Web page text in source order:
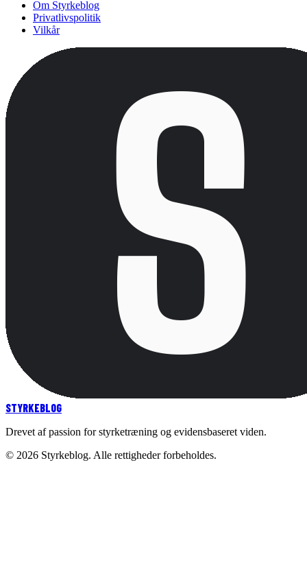
Om Styrkeblog
Privatlivspolitik
Vilkår
STYRKEBLOG
Drevet af passion for styrketræning og evidensbaseret viden.
© 2026 Styrkeblog. Alle rettigheder forbeholdes.